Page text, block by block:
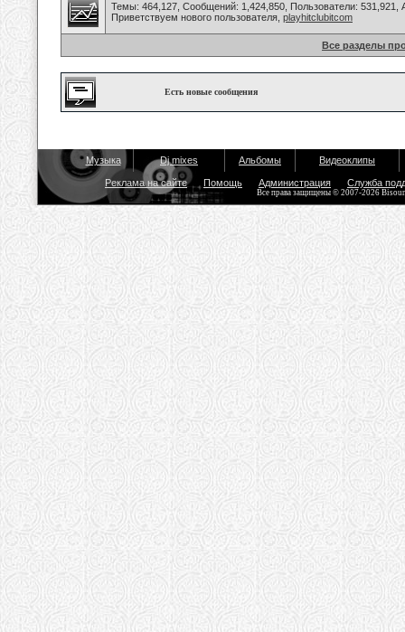
Темы: 464,127, Сообщений: 1,424,850, Пользователи: 531,921,
Приветствуем нового пользователя, playhitclubitcom
Все разделы
Есть новые сообщения
Музыка Dj mixes Альбомы Видеоклипы
Реклама на сайте Помощь Администрация Служба
Все права защищены © 2007-2026